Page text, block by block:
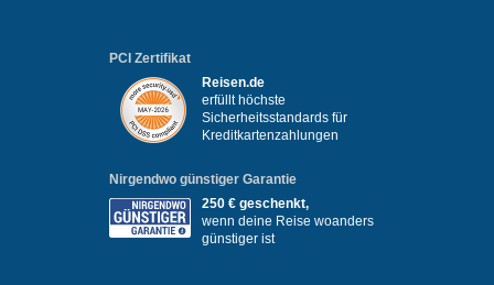
PCI Zertifikat
Reisen.de
erfüllt höchste
Sicherheitsstandards für
Kreditkartenzahlungen
Nirgendwo günstiger Garantie
250 € geschenkt,
wenn deine Reise woanders
günstiger ist